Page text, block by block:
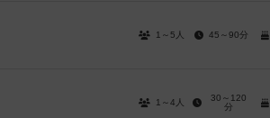
1～5人 45～90分
1～4人
30～120
分